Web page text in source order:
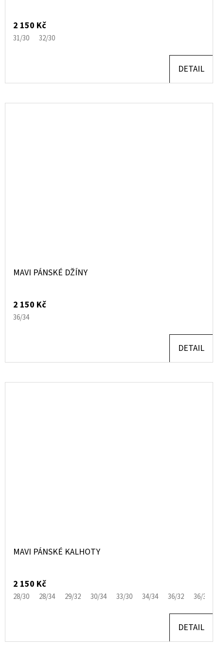
2 150 Kč
31/30 32/30
DETAIL
MAVI PÁNSKÉ DŽÍNY
2 150 Kč
36/34
DETAIL
MAVI PÁNSKÉ KALHOTY
2 150 Kč
28/30 28/34 29/32 30/34 33/30 34/34 36/32 36/34
DETAIL